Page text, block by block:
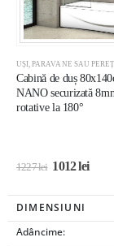
UȘI, PARAVANE SAU
Cabină de duș
NANO securizată
rotative la 180°
1227lei 1012lei
DIMENSIUNI
Adâncime: